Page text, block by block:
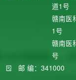
道1号
赣南医
1号
赣南医
号
邮 编：341000